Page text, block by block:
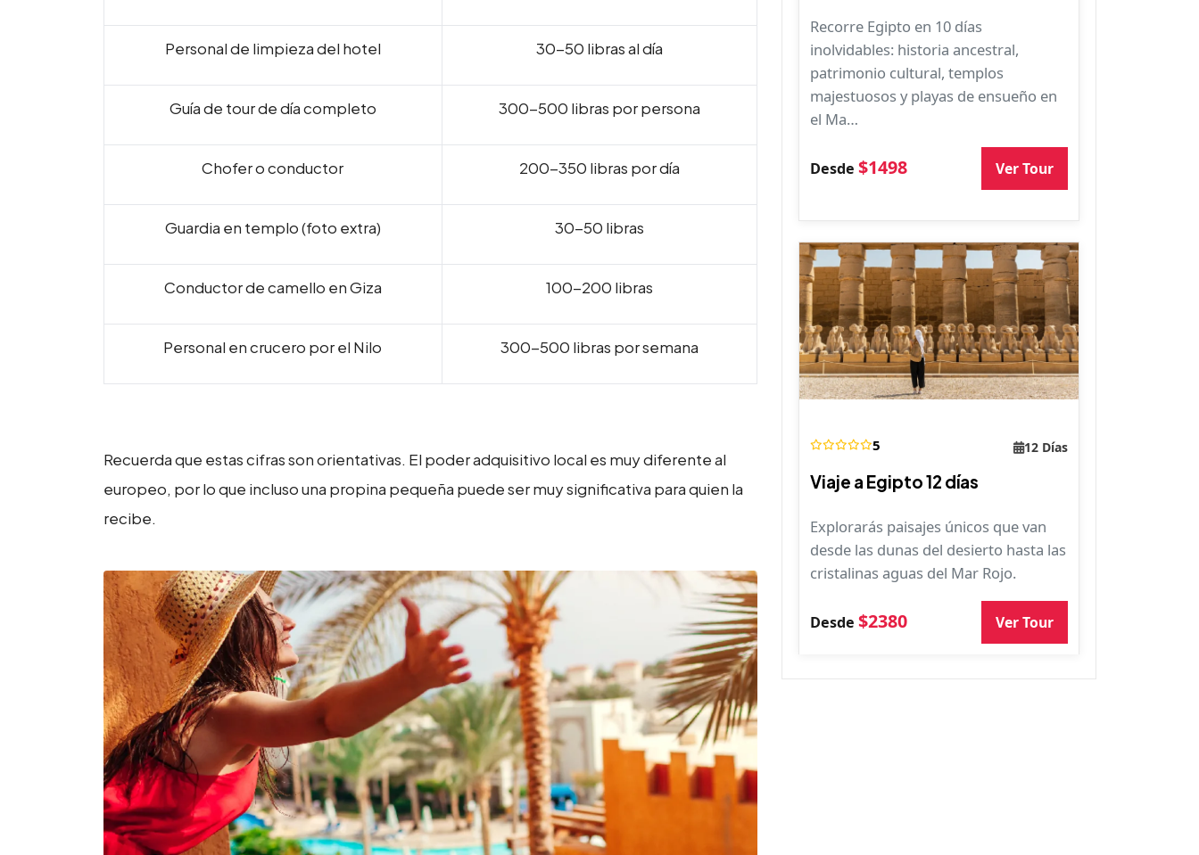
Personal de limpieza del hotel 30-50 libras al día
Guía de tour de día completo 300-500 libras por persona
Chofer o conductor 200-350 libras por día
Guardia en templo (foto extra) 30-50 libras
Conductor de camello en Giza 100-200 libras
Personal en crucero por el Nilo 300-500 libras por semana
Recuerda que estas cifras son orientativas. El poder adquisitivo local es muy diferente al
europeo, por lo que incluso una propina pequeña puede ser muy significativa para quien la
recibe.
Recorre Egipto en 10 días
inolvidables: historia ancestral,
patrimonio cultural, templos
majestuosos y playas de ensueño en
el Ma…
Desde $1498 Ver Tour
5 12 Días
Viaje a Egipto 12 días
Explorarás paisajes únicos que van
desde las dunas del desierto hasta las
cristalinas aguas del Mar Rojo.
Desde $2380 Ver Tour